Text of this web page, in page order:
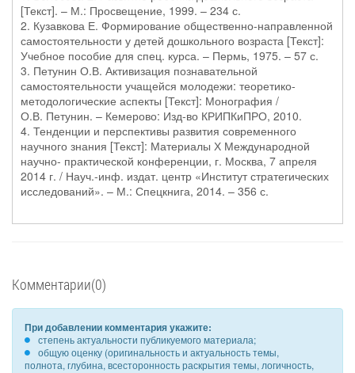
[Текст]. – М.: Просвещение, 1999. – 234 с.
2. Кузавкова Е. Формирование общественно-направленной
самостоятельности у детей дошкольного возраста [Текст]:
Учебное пособие для спец. курса. – Пермь, 1975. – 57 с.
3. Петунин О.В. Активизация познавательной
самостоятельности учащейся молодежи: теоретико-
методологические аспекты [Текст]: Монография /
О.В. Петунин. – Кемерово: Изд-во КРИПКиПРО, 2010.
4. Тенденции и перспективы развития современного
научного знания [Текст]: Материалы Х Международной
научно- практической конференции, г. Москва, 7 апреля
2014 г. / Науч.-инф. издат. центр «Институт стратегических
исследований». – М.: Спецкнига, 2014. – 356 с.
Комментарии(0)
При добавлении комментария укажите:
степень актуальности публикуемого материала;
общую оценку (оригинальность и актуальность темы,
полнота, глубина, всесторонность раскрытия темы, логичность,